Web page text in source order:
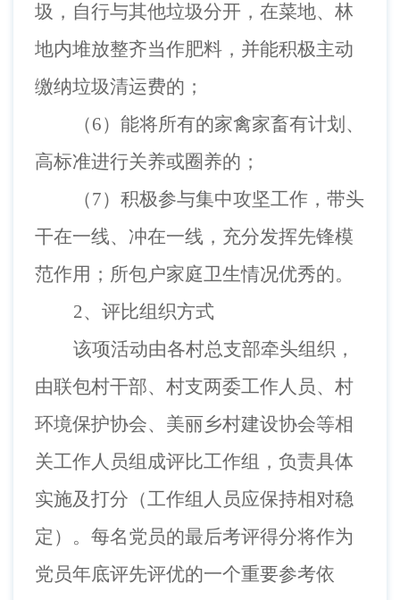
圾，自行与其他垃圾分开，在菜地、林
地内堆放整齐当作肥料，并能积极主动
缴纳垃圾清运费的；
（6）能将所有的家禽家畜有计划、
高标准进行关养或圈养的；
（7）积极参与集中攻坚工作，带头
干在一线、冲在一线，充分发挥先锋模
范作用；所包户家庭卫生情况优秀的。
2、评比组织方式
该项活动由各村总支部牵头组织，
由联包村干部、村支两委工作人员、村
环境保护协会、美丽乡村建设协会等相
关工作人员组成评比工作组，负责具体
实施及打分（工作组人员应保持相对稳
定）。每名党员的最后考评得分将作为
党员年底评先评优的一个重要参考依